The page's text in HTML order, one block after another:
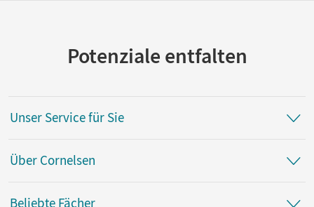
Potenziale entfalten
Unser Service für Sie
Über Cornelsen
Beliebte Fächer